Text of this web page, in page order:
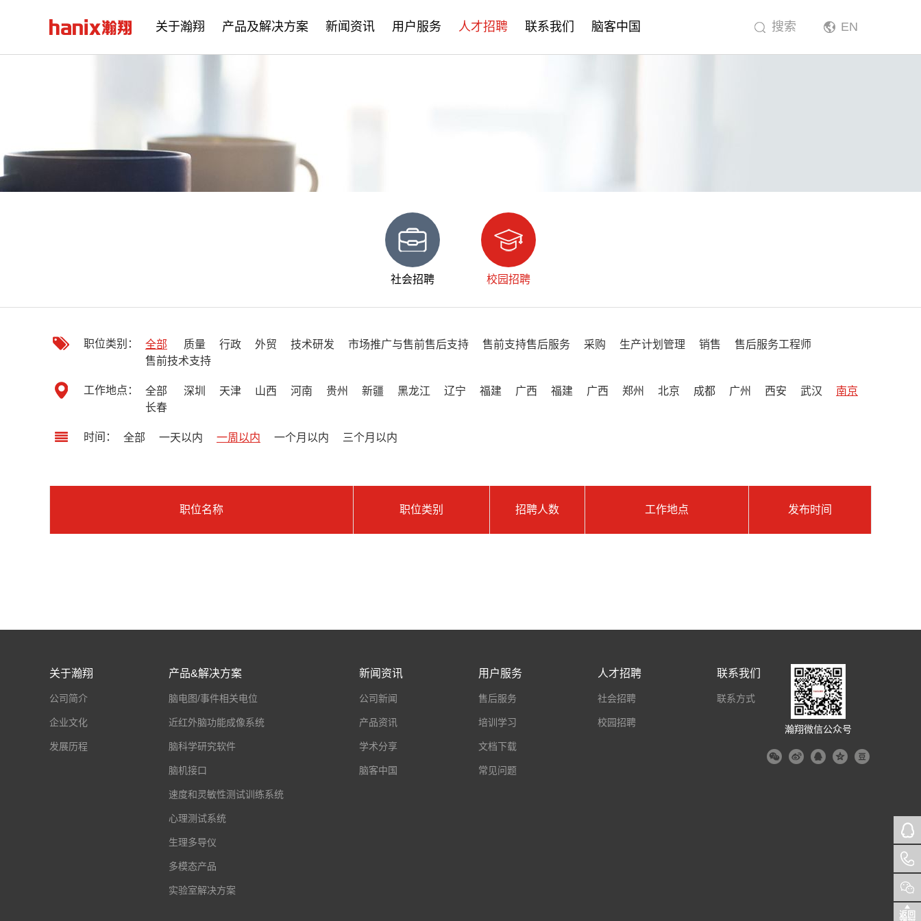
关于瀚翔 产品及解决方案 新闻资讯 用户服务 人才招聘 联系我们 脑客中国 EN
搜索
社会招聘 校园招聘
职位类别： 全部 质量 行政 外贸 技术研发 市场推广与售前售后支持 售前支持售后服务 采购 生产计划管理 销售
售后服务工程师
售前技术支持
工作地点： 全部 深圳 天津 山西 河南 贵州 新疆 黑龙江 辽宁 福建 广西 福建 广西 郑州 北京 成都 广州 西安 武汉
南京
长春
时间： 全部 一天以内 一周以内 一个月以内 三个月以内
职位名称 职位类别 招聘人数 工作地点 发布时间
瀚翔微信公众号
关于瀚翔
公司简介
企业文化
发展历程
产品&解决方案
脑电图/事件相关电位
近红外脑功能成像系统
脑科学研究软件
脑机接口
速度和灵敏性测试训练系统
心理测试系统
生理多导仪
多模态产品
实验室解决方案
新闻资讯
公司新闻
产品资讯
学术分享
脑客中国
用户服务
售后服务
培训学习
文档下载
常见问题
人才招聘
社会招聘
校园招聘
联系我们
联系方式
返回